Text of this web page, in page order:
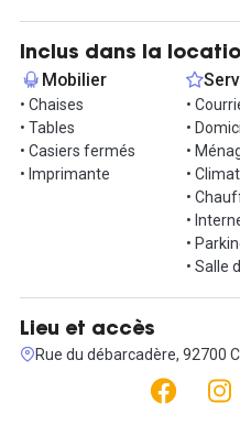
Le loyer englobe également
comme le mobilier, le Wi-Fi, la
quotidien.
La domiciliation, boxs de
réservation pour des
Les conditions sont très
préavis et la durée
Une visite vous tente ?
Inclus dans la
Mobilier
• Chaises
• Tables
• Casiers fermés
• Imprimante
•
•
•
•
•
•
•
• Salle
Lieu et accès
Rue du débarcadère, 92700